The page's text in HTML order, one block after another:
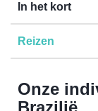
In het kort
Reizen
Onze
Brazilië